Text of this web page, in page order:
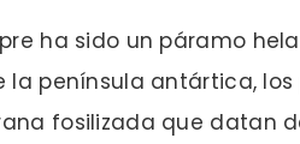
ha sido un páramo
península antártica,
fosilizada que datan